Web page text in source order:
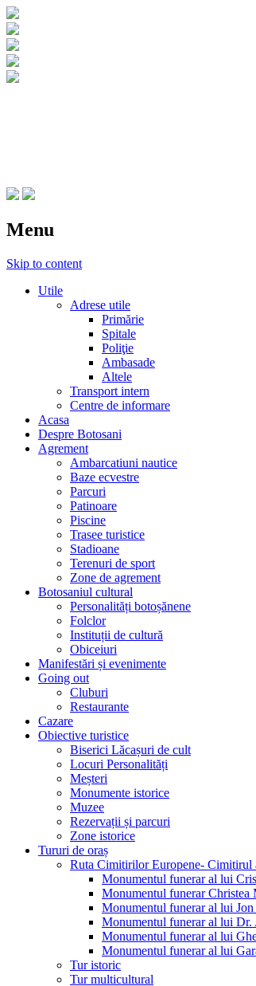
Menu
Skip to content
Utile
Adrese utile
Primărie
Spitale
Poliţie
Ambasade
Altele
Transport intern
Centre de informare
Acasa
Despre Botosani
Agrement
Ambarcatiuni nautice
Baze ecvestre
Parcuri
Patinoare
Piscine
Trasee turistice
Stadioane
Terenuri de sport
Zone de agrement
Botosaniul cultural
Personalități botoșănene
Folclor
Instituții de cultură
Obiceiuri
Manifestări și evenimente
Going out
Cluburi
Restaurante
Cazare
Obiective turistice
Biserici Lăcașuri de cult
Locuri Personalități
Meșteri
Monumente istorice
Muzee
Rezervații și parcuri
Zone istorice
Tururi de oraș
Ruta Cimitirilor Europene- Cimitirul
Monumentul funerar al lui
Monumentul funerar Christea
Monumentul funerar al lui
Monumentul funerar al lui Dr.
Monumentul funerar al lui
Monumentul funerar al lui
Tur istoric
Tur multicultural